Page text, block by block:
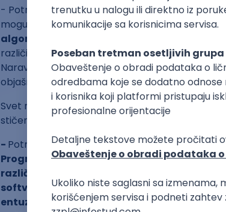
- Potrebno je dosta rada, praćenja literature,
mogućnosti praktične primene. Ali, potrebne su i
algoritamskom i logičkom načinu
različitim fazama razvoja softvera, koje se
Naravno, potrebno je dasvako izabere sebi
objašnjava prof. dr Nikolić.
Svet nam danas omogućava da mnogo toga
stičemo razne veštine, a put jednog
- Potrebno je biti spreman na istraživanje skoro
Programer treba da bude spreman da
različite koncepte i metodologije
softvera, testiranje, evaluaciju rezultata,
entuzijazma i volje. Dosta rada, ali i